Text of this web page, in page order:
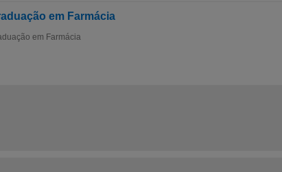
em Farmácia
em Farmácia